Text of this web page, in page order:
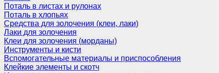
Поталь в листах и рулонах
Поталь в хлопьях
Средства для золочения (клеи, лаки)
Лаки для золочения
Клеи для золочения (морданы)
Инструменты и кисти
Вспомогательные материалы и приспособления
Клейкие элементы и скотч